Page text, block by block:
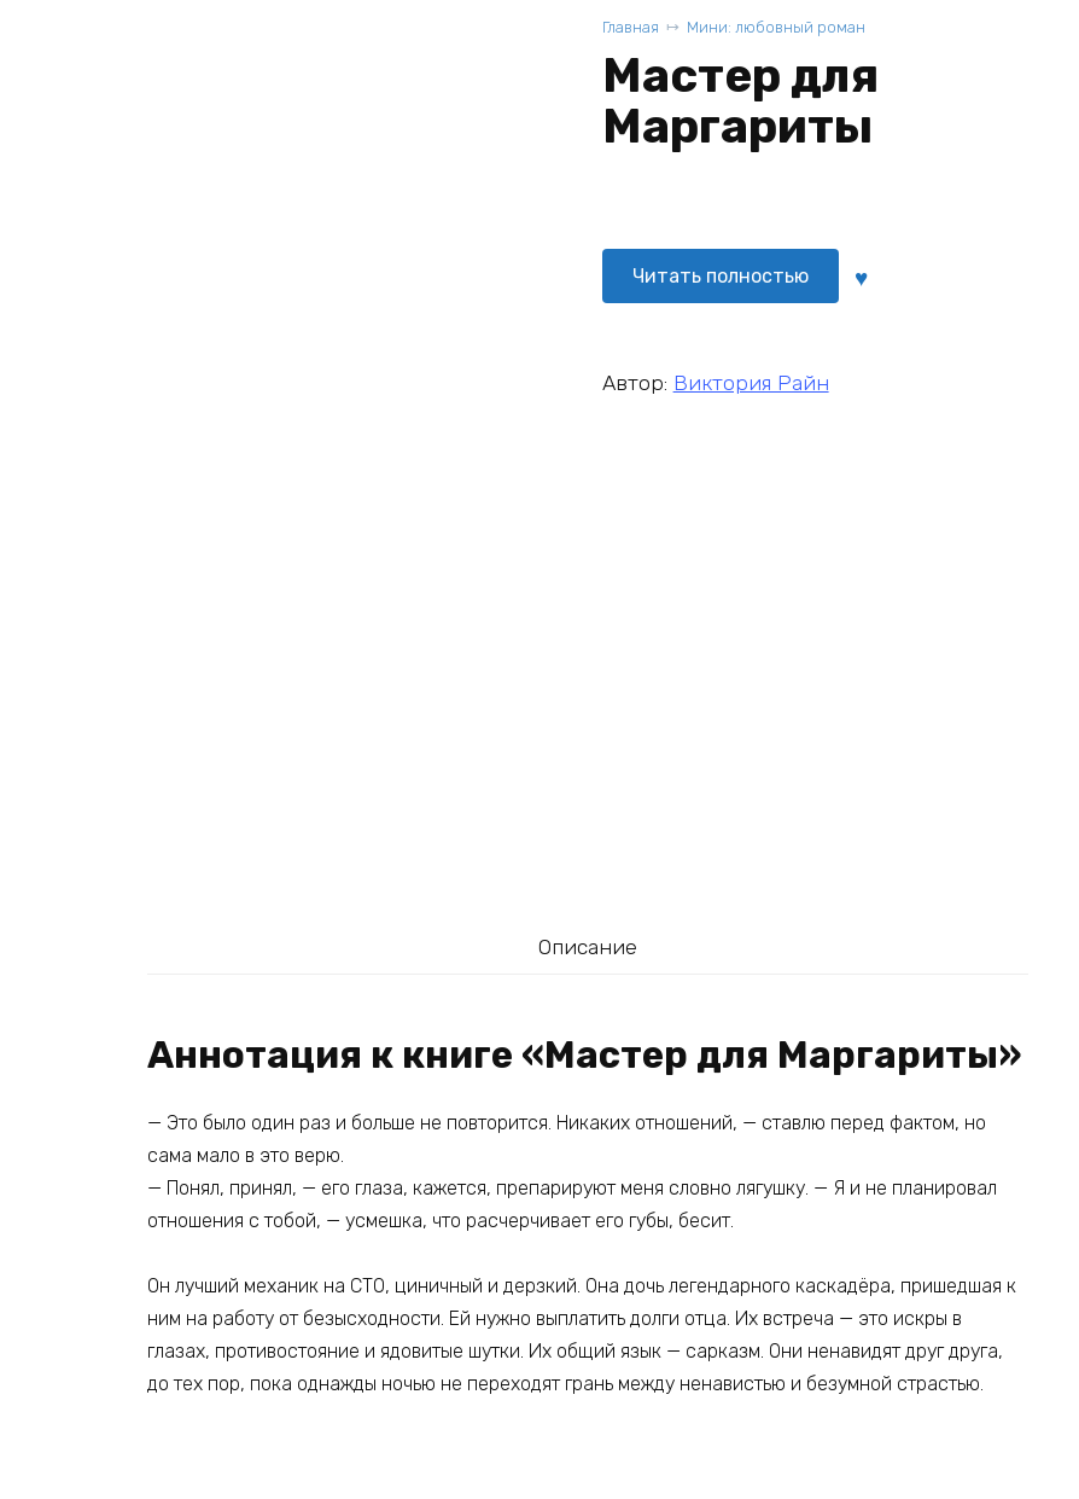
Главная Мини: любовный роман
Мастер для
Маргариты
Читать полностью
Автор: Виктория Райн
Описание
Аннотация к книге «Мастер для Маргариты»
— Это было один раз и больше не повторится. Никаких отношений, — ставлю перед фактом, но
сама мало в это верю.
— Понял, принял, — его глаза, кажется, препарируют меня словно лягушку. — Я и не планировал
отношения с тобой, — усмешка, что расчерчивает его губы, бесит.
Он лучший механик на СТО, циничный и дерзкий. Она дочь легендарного каскадёра, пришедшая к
ним на работу от безысходности. Ей нужно выплатить долги отца. Их встреча — это искры в
глазах, противостояние и ядовитые шутки. Их общий язык — сарказм. Они ненавидят друг друга,
до тех пор, пока однажды ночью не переходят грань между ненавистью и безумной страстью.